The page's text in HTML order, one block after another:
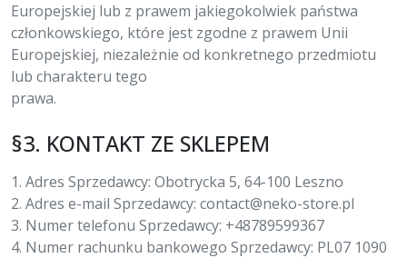
Europejskiej lub z prawem jakiegokolwiek państwa
członkowskiego, które jest zgodne z prawem Unii
Europejskiej, niezależnie od konkretnego przedmiotu
lub charakteru tego
prawa.
§3. KONTAKT ZE SKLEPEM
1. Adres Sprzedawcy: Obotrycka 5, 64-100 Leszno
2. Adres e-mail Sprzedawcy: contact@neko-store.pl
3. Numer telefonu Sprzedawcy: +48789599367
4. Numer rachunku bankowego Sprzedawcy: PL07 1090